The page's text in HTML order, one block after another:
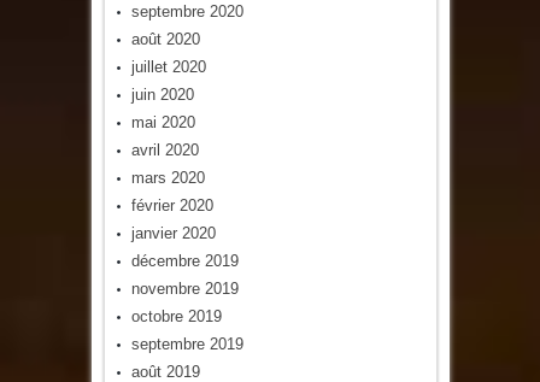
septembre 2020
août 2020
juillet 2020
juin 2020
mai 2020
avril 2020
mars 2020
février 2020
janvier 2020
décembre 2019
novembre 2019
octobre 2019
septembre 2019
août 2019